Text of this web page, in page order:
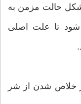
مشکل حالت مزمن به
تا علت اصلی
خلاص شدن از شر